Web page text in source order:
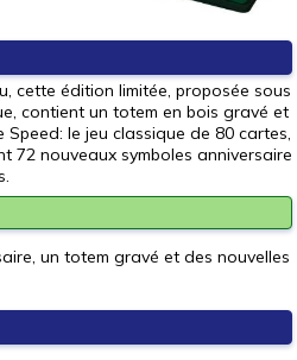
cette édition limitée, proposée sous
contient un totem en bois gravé et
le jeu classique de 80 cartes,
72 nouveaux symboles anniversaire
un totem gravé et des nouvelles